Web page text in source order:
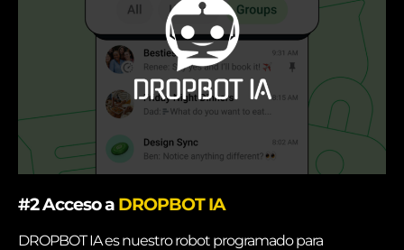
#2Acceso a DROPBOT IA
DROPBOT IA es nuestro robot programado para